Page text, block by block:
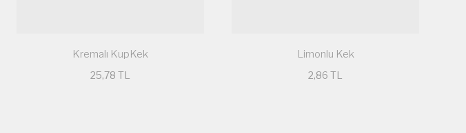
Kremalı KupKek
25,78 TL
Limonlu Kek
2,86 TL